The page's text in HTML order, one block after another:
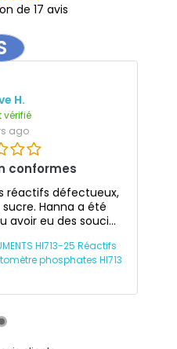
de 17 avis
H.
vérifié
ago
conformes
réactifs défectueux,
Hanna a été
avoir eu des souci...
HI713-25 Réactifs
phosphates HI713